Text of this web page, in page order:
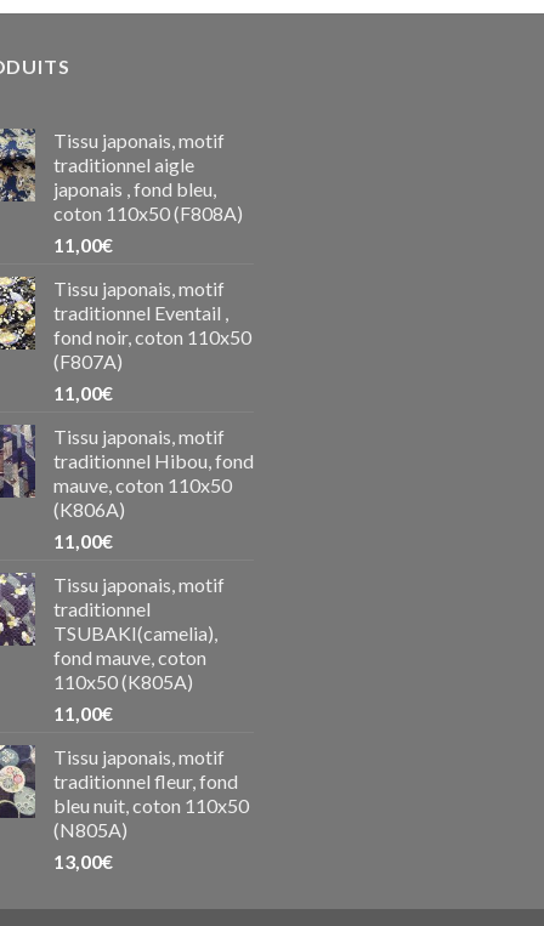
Tissu japonais, motif
traditionnel aigle
japonais , fond bleu,
coton 110x50 (F808A)
11,00€
Tissu japonais, motif
traditionnel Eventail ,
fond noir, coton 110x50
(F807A)
11,00€
Tissu japonais, motif
traditionnel Hibou, fond
mauve, coton 110x50
(K806A)
11,00€
Tissu japonais, motif
traditionnel
TSUBAKI(camelia),
fond mauve, coton
110x50 (K805A)
11,00€
Tissu japonais, motif
traditionnel fleur, fond
bleu nuit, coton 110x50
(N805A)
13,00€